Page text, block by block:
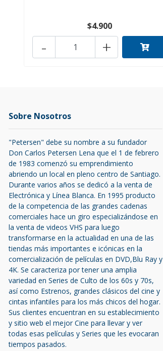
$4.900
+
-
Sobre Nosotros
"Petersen" debe su nombre a su fundador
Don Carlos Petersen Lena que el 1 de febrero
de 1983 comenzó su emprendimiento
abriendo un local en pleno centro de Santiago.
Durante varios años se dedicó a la venta de
Electrónica y Línea Blanca. En 1995 producto
de la competencia de las grandes cadenas
comerciales hace un giro especializándose en
la venta de videos VHS para luego
transformarse en la actualidad en una de las
tiendas más importantes e icónicas en la
comercialización de películas en DVD,Blu Ray y
4K. Se caracteriza por tener una amplia
variedad en Series de Culto de los 60s y 70s,
así como Estrenos, grandes clásicos del cine y
cintas infantiles para los más chicos del hogar.
Sus clientes encuentran en su establecimiento
y sitio web el mejor Cine para llevar y ver
todas esas películas y Series que les evocaran
tiempos pasados.